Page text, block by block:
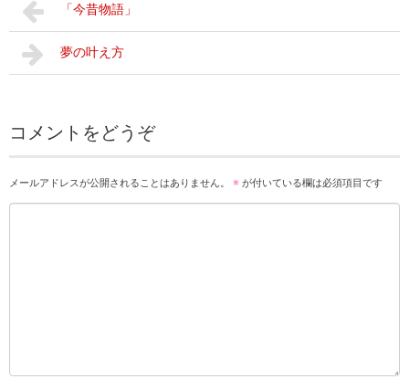
「今昔物語」
夢の叶え方
コメントをどうぞ
メールアドレスが公開されることはありません。 ※ が付いている欄は必須項目です